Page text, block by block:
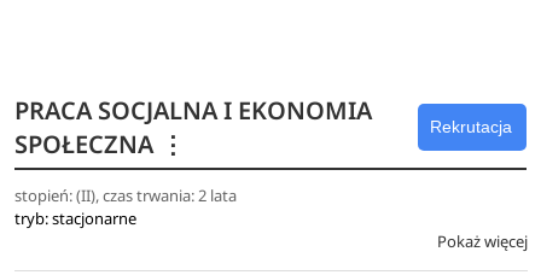
współdziałania z instytucjami i organizacjami w
zakresie realizacji zadań pracy socjalnej, w tym
organizacji profesjonalnego wsparcia jednostek i
rodzin oraz osób zagrożonych wykluczeniem
społecznym,
PRACA SOCJALNA I EKONOMIA
SPOŁECZNA ⋮
Rekrutacja
stopień: (II), czas trwania: 2 lata
tryb: stacjonarne
Pokaż więcej